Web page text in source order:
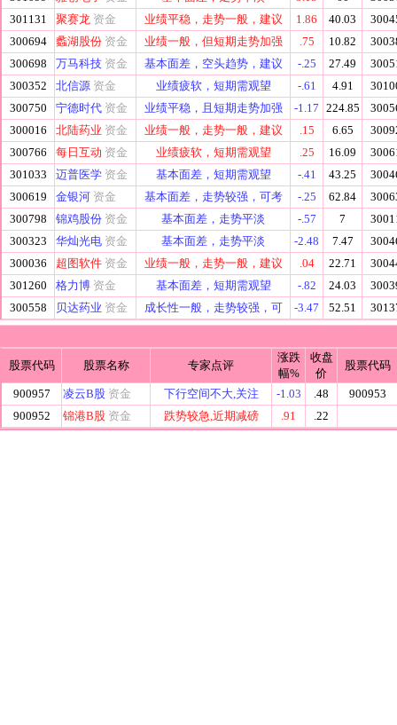
301131
聚赛龙 资金 业绩平稳，走势一般，建议 1.86 40.03
300694
蠡湖股份 资金 业绩一般，但短期走势加强 .75 10.82
300698
万马科技 资金 基本面差，空头趋势，建议 -.25 27.49
300352
北信源 资金 业绩疲软，短期需观望 -.61 4.91
300750
宁德时代 资金 业绩平稳，且短期走势加强 -1.17 224.85
300016
北陆药业 资金 业绩一般，走势一般，建议 .15 6.65
300766
每日互动 资金 业绩疲软，短期需观望 .25 16.09
301033
迈普医学 资金 基本面差，短期需观望 -.41 43.25
300619
金银河 资金 基本面差，走势较强，可考 -.25 62.84
300798
锦鸡股份 资金 基本面差，走势平淡 -.57 7
300323
华灿光电 资金 基本面差，走势平淡 -2.48 7.47
300036
超图软件 资金 业绩一般，走势一般，建议 .04 22.71
301260
格力博 资金 基本面差，短期需观望 -.82 24.03
300558
贝达药业 资金 成长性一般，走势较强，可 -3.47 52.51
股票代码 股票名称 专家点评
涨跌
幅%
收盘
价
股票代码
900957 凌云B股 资金 下行空间不大,关注 -1.03 .48
900953
900952
锦港B股 资金 跌势较急,近期减磅 .91 .22